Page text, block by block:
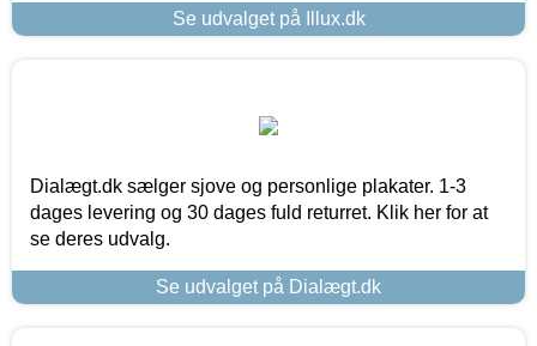
Se udvalget på Illux.dk
Dialægt.dk sælger sjove og personlige plakater. 1-3
dages levering og 30 dages fuld returret. Klik her for at
se deres udvalg.
Se udvalget på Dialægt.dk